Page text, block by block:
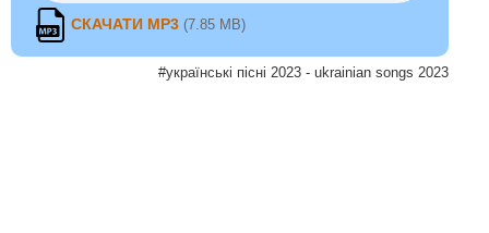
СКАЧАТИ MP3 (7.85 MB)
#українські пісні 2023 - ukrainian songs 2023